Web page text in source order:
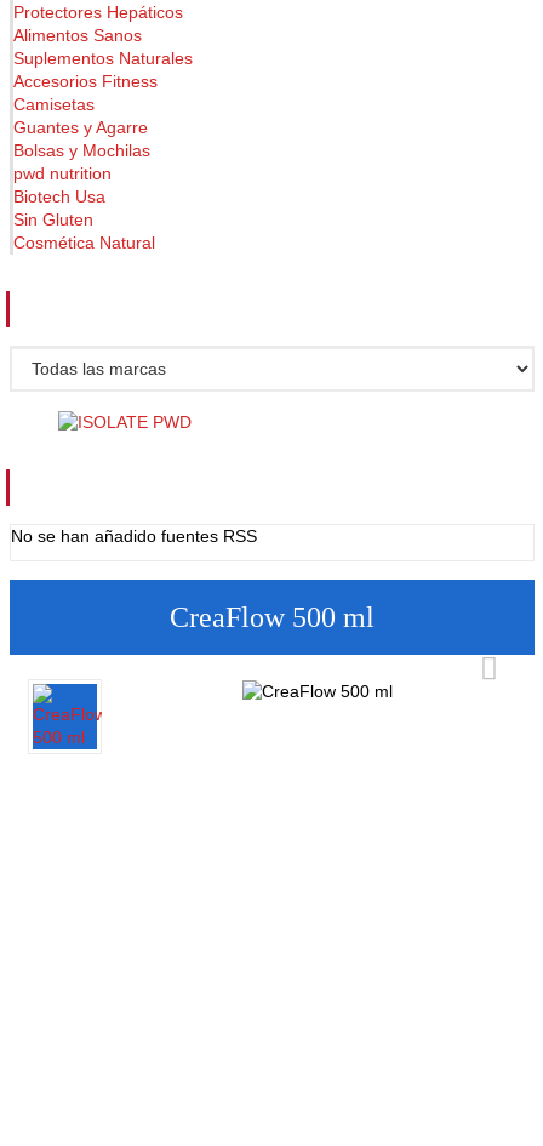
Protectores Hepáticos
Alimentos Sanos
Suplementos Naturales
Accesorios Fitness
Camisetas
Guantes y Agarre
Bolsas y Mochilas
pwd nutrition
Biotech Usa
Sin Gluten
Cosmética Natural
No se han añadido fuentes RSS
CreaFlow 500 ml